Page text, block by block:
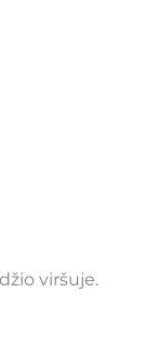
viršuje.